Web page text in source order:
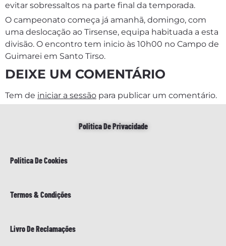
evitar sobressaltos na parte final da temporada.
O campeonato começa já amanhã, domingo, com
uma deslocação ao Tirsense, equipa habituada a esta
divisão. O encontro tem inicio às 10h00 no Campo de
Guimarei em Santo Tirso.
DEIXE UM COMENTÁRIO
Tem de iniciar a sessão para publicar um comentário.
Politica De Privacidade
Politica De Cookies
Termos & Condições
Livro De Reclamações